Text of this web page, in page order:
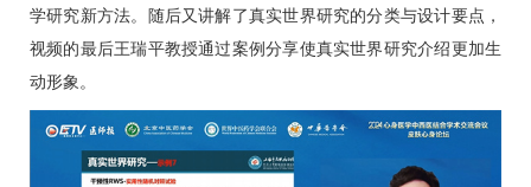
学研究新方法。随后又讲解了真实世界研究的分类与设计要点，
视频的最后王瑞平教授通过案例分享使真实世界研究介绍更加生
动形象。